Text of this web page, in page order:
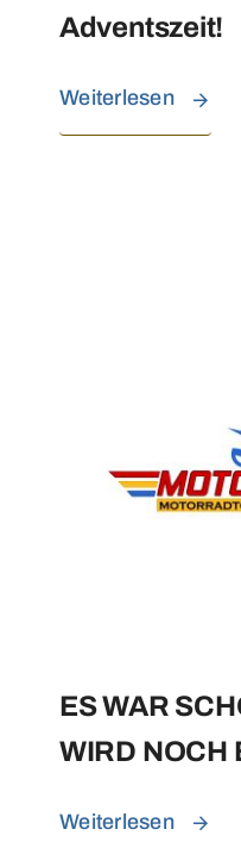
Adventszeit!
Weiterlesen
ES WAR
WIRD NOCH
Weiterlesen